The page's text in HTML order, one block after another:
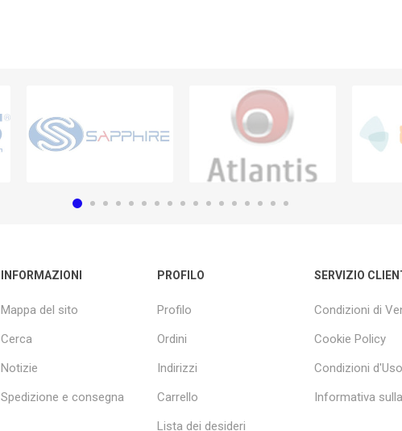
INFORMAZIONI
Mappa del sito
Cerca
Notizie
Spedizione e consegna
PROFILO
Profilo
Ordini
Indirizzi
Carrello
Lista dei desideri
SERVIZIO
Condizioni di
Cookie Policy
Condizioni d'Uso
Informativa